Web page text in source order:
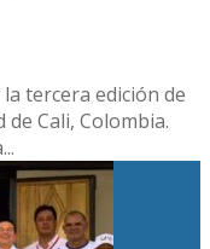
tercera edición de
de Cali, Colombia.
...